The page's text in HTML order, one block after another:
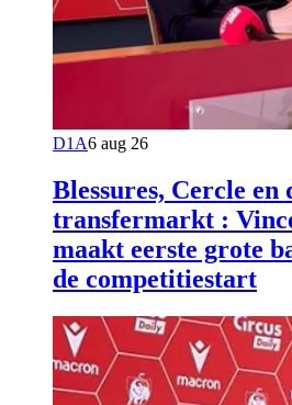
D1A6 aug 26
Blessures, Cercle en
transfermarkt :
maakt eerste grote
de competitiestart